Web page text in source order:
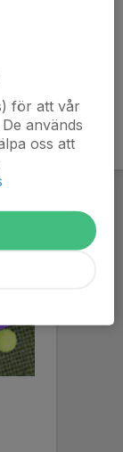
för att vår
används
oss att